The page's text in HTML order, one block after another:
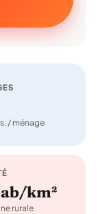
/ ménage
km²
rurale